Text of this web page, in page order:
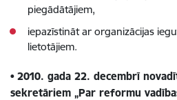
piegādātājiem,
iepazīstināt ar organizācijas
lietotājiem.
• 2010. gada 22. decembrī
sekretāriem „Par reformu